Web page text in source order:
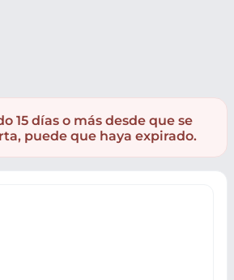
15 días o más desde que se
puede que haya expirado.